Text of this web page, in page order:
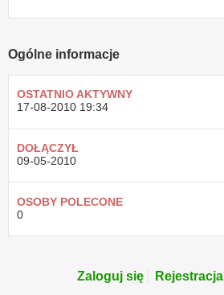
Ogólne informacje
OSTATNIO AKTYWNY
17-08-2010 19:34
DOŁĄCZYŁ
09-05-2010
OSOBY POLECONE
0
Zaloguj się Rejestracja